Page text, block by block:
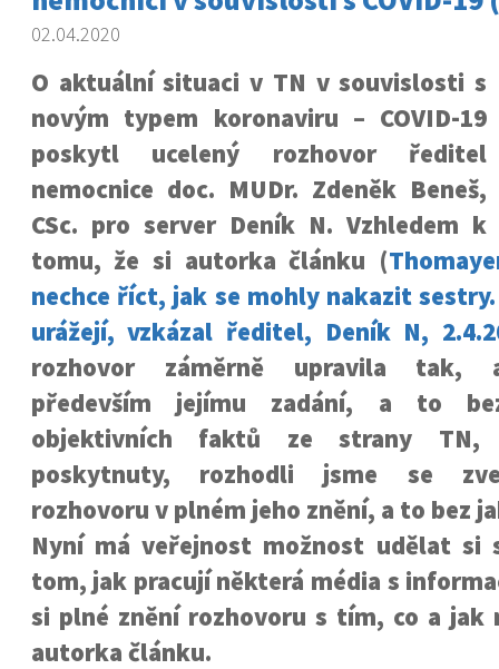
02.04.2020
O aktuální situaci v TN v souvislosti s
novým typem koronaviru – COVID-19
poskytl ucelený rozhovor ředitel
nemocnice doc. MUDr. Zdeněk Beneš,
CSc. pro server Deník N. Vzhledem k
tomu, že si autorka článku (
nechce říct, jak se mohly nakazit
urážejí, vzkázal ředitel, Deník N,
rozhovor záměrně upravila tak,
především jejímu zadání, a to
objektivních faktů ze strany
poskytnuty, rozhodli jsme se
rozhovoru v plném jeho znění, a to bez
Nyní má veřejnost možnost udělat si
tom, jak pracují některá média s
si plné znění rozhovoru s tím, co a jak
autorka článku.